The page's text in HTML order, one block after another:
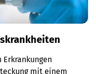
mit einem